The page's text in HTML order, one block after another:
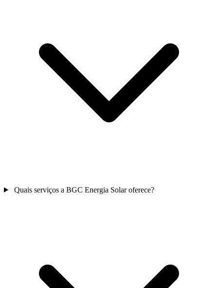
Quais serviços a BGC Energia Solar oferece?